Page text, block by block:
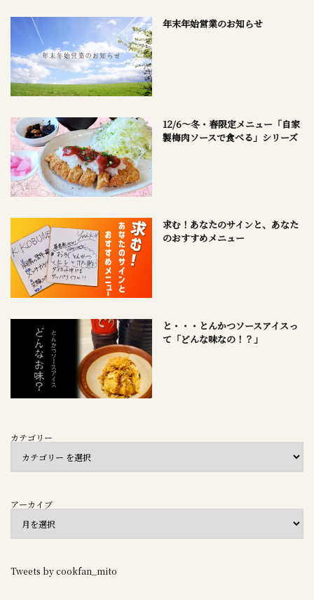
年末年始営業のお知らせ
12/6～冬・春限定メニュー「自家
製梅肉ソースで食べる」シリーズ
求む！あなたのサインと、あなた
のおすすめメニュー
と・・・とんかつソースアイスっ
て「どんな味なの！？」
カテゴリー
アーカイブ
Tweets by cookfan_mito